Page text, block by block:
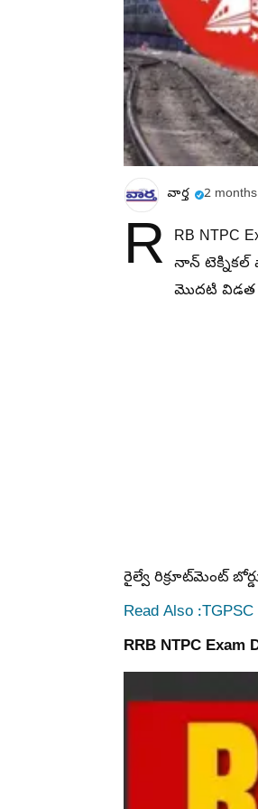
వార్త 2
R
RB NTPC
నాన్‌ టెక్నికల్‌
మొదటి విడత
రైల్వే రిక్రూట్‌మెంట్
Read Also
RRB NTPC